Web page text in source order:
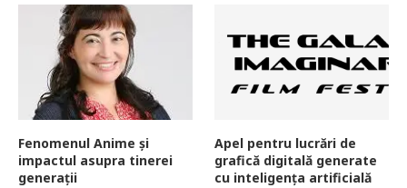
Fenomenul Anime și
impactul asupra tinerei
generații
Apel pentru lucrări de
grafică digitală generate
cu inteligența artificială